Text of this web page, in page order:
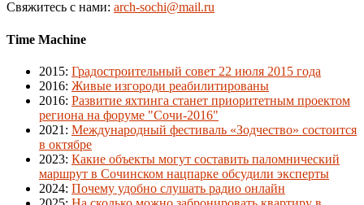
Свяжитесь с нами: arch-sochi@mail.ru
Time Machine
2015: Градостроительный совет 22 июля 2015 года
2016: Живые изгороди реабилитированы
2016: Развитие яхтинга станет приоритетным проектом
региона на форуме "Сочи-2016"
2021 : Международный фестиваль «Зодчество» состоится
в октябре
2023: Какие объекты могут составить паломнический
маршрут в Сочинском нацпарке обсудили эксперты
2024: Почему удобно слушать радио онлайн